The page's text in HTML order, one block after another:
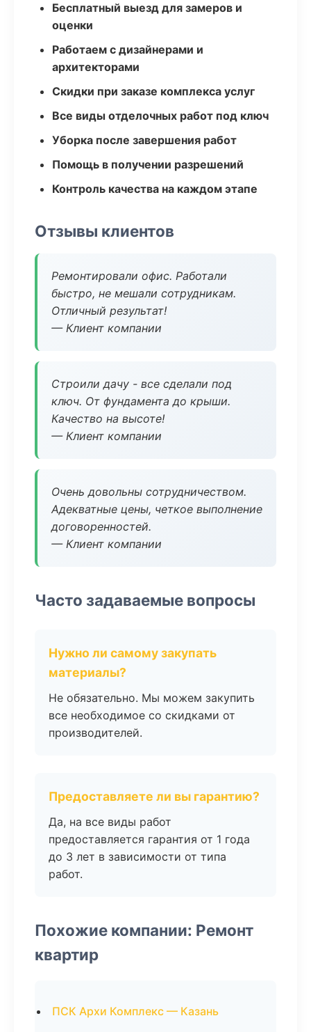
Бесплатный выезд для замеров и
оценки
Работаем с дизайнерами и
архитекторами
Скидки при заказе комплекса услуг
Все виды отделочных работ под ключ
Уборка после завершения работ
Помощь в получении разрешений
Контроль качества на каждом этапе
Отзывы клиентов
Ремонтировали офис. Работали
быстро, не мешали сотрудникам.
Отличный результат!
— Клиент компании
Строили дачу - все сделали под
ключ. От фундамента до крыши.
Качество на высоте!
— Клиент компании
Очень довольны сотрудничеством.
Адекватные цены, четкое выполнение
договоренностей.
— Клиент компании
Часто задаваемые вопросы
Нужно ли самому закупать
материалы?
Не обязательно. Мы можем закупить
все необходимое со скидками от
производителей.
Предоставляете ли вы гарантию?
Да, на все виды работ
предоставляется гарантия от 1 года
до 3 лет в зависимости от типа
работ.
Похожие компании: Ремонт
квартир
ПСК Архи Комплекс — Казань